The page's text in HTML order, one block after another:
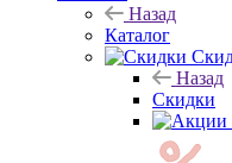
Назад
Каталог
Назад
Скидки